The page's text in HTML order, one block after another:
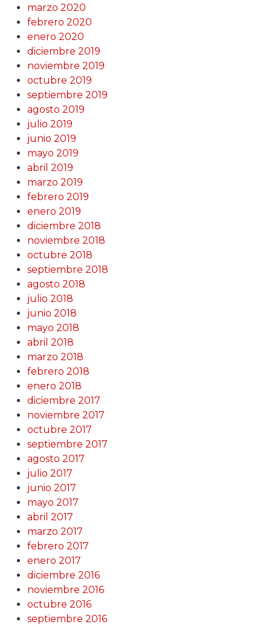
marzo 2020
febrero 2020
enero 2020
diciembre 2019
noviembre 2019
octubre 2019
septiembre 2019
agosto 2019
julio 2019
junio 2019
mayo 2019
abril 2019
marzo 2019
febrero 2019
enero 2019
diciembre 2018
noviembre 2018
octubre 2018
septiembre 2018
agosto 2018
julio 2018
junio 2018
mayo 2018
abril 2018
marzo 2018
febrero 2018
enero 2018
diciembre 2017
noviembre 2017
octubre 2017
septiembre 2017
agosto 2017
julio 2017
junio 2017
mayo 2017
abril 2017
marzo 2017
febrero 2017
enero 2017
diciembre 2016
noviembre 2016
octubre 2016
septiembre 2016